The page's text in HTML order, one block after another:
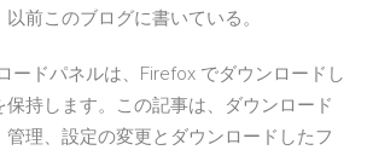
前このブログに書いている。
ードパネルは、Firefox でダウンロードし
保持します。この記事は、ダウンロード
管理、設定の変更とダウンロードしたフ